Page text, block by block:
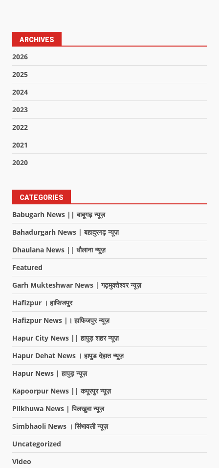
ARCHIVES
2026
2025
2024
2023
2022
2021
2020
CATEGORIES
Babugarh News || बाबूगढ़ न्यूज़
Bahadurgarh News | बहादुरगढ़ न्यूज़
Dhaulana News || धौलाना न्यूज़
Featured
Garh Mukteshwar News | गढ़मुक्तेश्वर न्यूज़
Hafizpur । हाफिजपुर
Hafizpur News |। हाफिजपुर न्यूज़
Hapur City News || हापुड़ शहर न्यूज़
Hapur Dehat News । हापुड देहात न्यूज़
Hapur News | हापुड़ न्यूज़
Kapoorpur News || कपूरपुर न्यूज़
Pilkhuwa News | पिलखुवा न्यूज़
Simbhaoli News । सिंभावली न्यूज़
Uncategorized
Video